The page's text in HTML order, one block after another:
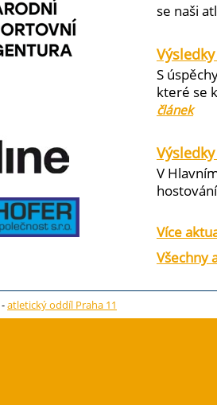
se naši
S
které se
článek
V
Více
Všechny
-atletický oddíl Praha 11